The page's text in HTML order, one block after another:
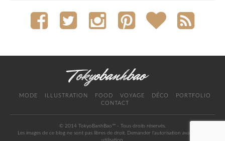
MODE ILLUSTRATION FOOD VOYAGE DÉCO
PORTFOLIO
CONTACT
© 2014 TokyoBanhBao™ - Tous droits réservés.
Les images de ce blog ne sont pas libres de droit. Demander l'autorisation avant toute